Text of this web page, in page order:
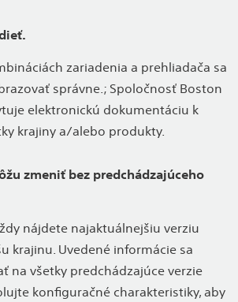
zariadenia a prehliadača sa
správne.; Spoločnosť Boston
elektronickú dokumentáciu k
krajiny a/alebo produkty.
zmeniť bez predchádzajúceho
nájdete najaktuálnejšiu verziu
krajinu. Uvedené informácie sa
na všetky predchádzajúce verzie
konfiguračné charakteristiky, aby